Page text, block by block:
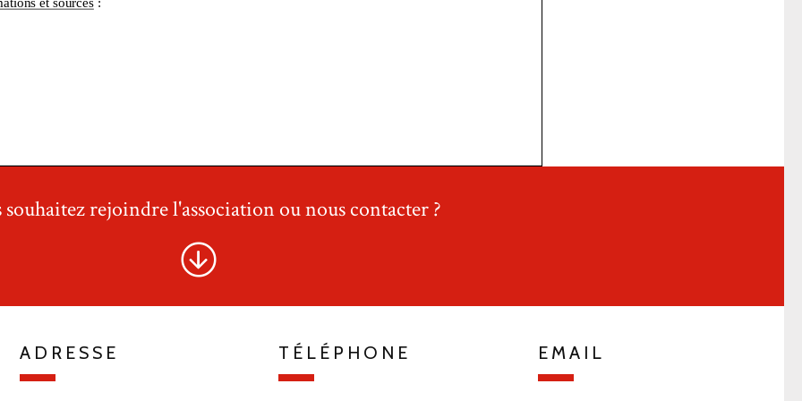
souhaitez rejoindre l'association ou nous contacter ?
ADRESSE TÉLÉPHONE EMAIL